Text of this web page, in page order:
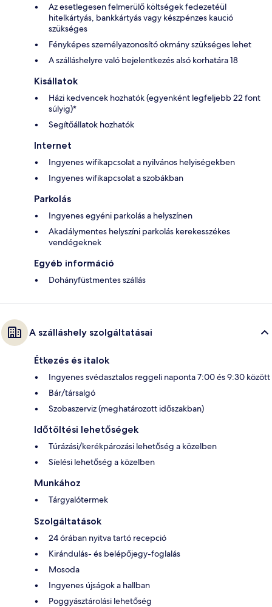
Az esetlegesen felmerülő költségek fedezetéül
hitelkártyás, bankkártyás vagy készpénzes kaució
szükséges
Fényképes személyazonosító okmány szükséges lehet
A szálláshelyre való bejelentkezés alsó korhatára 18
Kisállatok
Házi kedvencek hozhatók (egyenként legfeljebb 22 font
súlyig)*
Segítőállatok hozhatók
Internet
Ingyenes wifikapcsolat a nyilvános helyiségekben
Ingyenes wifikapcsolat a szobákban
Parkolás
Ingyenes egyéni parkolás a helyszínen
Akadálymentes helyszíni parkolás kerekesszékes
vendégeknek
Egyéb információ
Dohányfüstmentes szállás
A szálláshely szolgáltatásai
Étkezés és italok
Ingyenes svédasztalos reggeli naponta 7:00 és 9:30 között
Bár/társalgó
Szobaszerviz (meghatározott időszakban)
Időtöltési lehetőségek
Túrázási/kerékpározási lehetőség a közelben
Síelési lehetőség a közelben
Munkához
Tárgyalótermek
Szolgáltatások
24 órában nyitva tartó recepció
Kirándulás- és belépőjegy-foglalás
Mosoda
Ingyenes újságok a hallban
Poggyásztárolási lehetőség